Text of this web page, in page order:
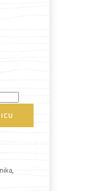
Okovi
€.
€.
,